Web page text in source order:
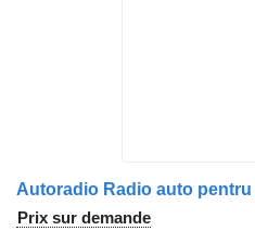
Prix sur demande